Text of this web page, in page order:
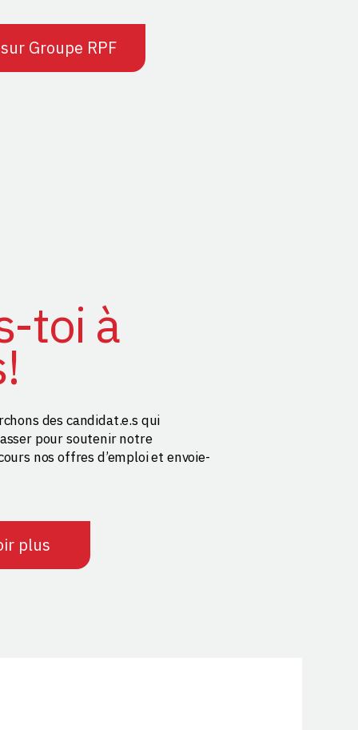
Groupe RPF
toi à
des candidat.e.s qui
pour soutenir notre
nos offres d’emploi et envoie-
plus